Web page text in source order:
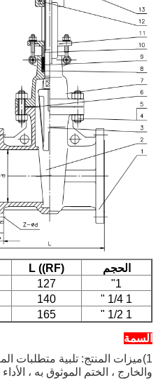
الحجم L ((RF)
1"
127
1 1/4 "
140
1 1/2 "
165
السمة
1)ميزات المنتج: تلبية متطلبات
والخارج ، الختم الموثوق به ،